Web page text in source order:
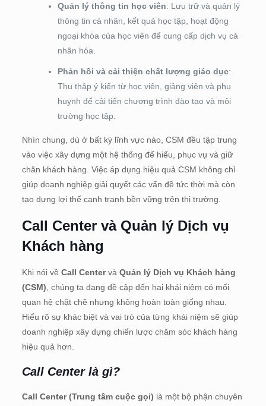
Quản lý thông tin học viên: Lưu trữ và quản lý
thông tin cá nhân, kết quả học tập, hoạt động
ngoại khóa của học viên để cung cấp dịch vụ cá
nhân hóa.
Phản hồi và cải thiện chất lượng giáo dục:
Thu thập ý kiến từ học viên, giảng viên và phụ
huynh để cải tiến chương trình đào tạo và môi
trường học tập.
Nhìn chung, dù ở bất kỳ lĩnh vực nào, CSM đều tập trung
vào việc xây dựng một hệ thống để hiểu, phục vụ và giữ
chân khách hàng. Việc áp dụng hiệu quả CSM không chỉ
giúp doanh nghiệp giải quyết các vấn đề tức thời mà còn
tạo dựng lợi thế cạnh tranh bền vững trên thị trường.
Call Center và Quản lý Dịch vụ
Khách hàng
Khi nói về Call Centervà Quản lý Dịch vụ Khách hàng
(CSM), chúng ta đang đề cập đến hai khái niệm có mối
quan hệ chặt chẽ nhưng không hoàn toàn giống nhau.
Hiểu rõ sự khác biệt và vai trò của từng khái niệm sẽ giúp
doanh nghiệp xây dựng chiến lược chăm sóc khách hàng
hiệu quả hơn.
Call Center là gì?
Call Center (Trung tâm cuộc gọi) là một bộ phận chuyên